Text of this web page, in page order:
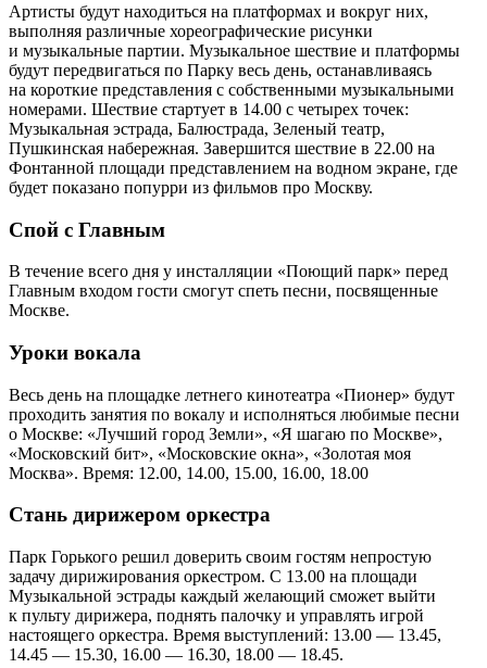
Артисты будут находиться на платформах и вокруг них,
выполняя различные хореографические рисунки
и музыкальные партии. Музыкальное шествие и платформы
будут передвигаться по Парку весь день, останавливаясь
на короткие представления с собственными музыкальными
номерами. Шествие стартует в 14.00 с четырех точек:
Музыкальная эстрада, Балюстрада, Зеленый театр,
Пушкинская набережная. Завершится шествие в 22.00 на
Фонтанной площади представлением на водном экране, где
будет показано попурри из фильмов про Москву.
Спой с Главным
В течение всего дня у инсталляции «Поющий парк» перед
Главным входом гости смогут спеть песни, посвященные
Москве.
Уроки вокала
Весь день на площадке летнего кинотеатра «Пионер» будут
проходить занятия по вокалу и исполняться любимые песни
о Москве: «Лучший город Земли», «Я шагаю по Москве»,
«Московский бит», «Московские окна», «Золотая моя
Москва». Время: 12.00, 14.00, 15.00, 16.00, 18.00
Стань дирижером оркестра
Парк Горького решил доверить своим гостям непростую
задачу дирижирования оркестром. С 13.00 на площади
Музыкальной эстрады каждый желающий сможет выйти
к пульту дирижера, поднять палочку и управлять игрой
настоящего оркестра. Время выступлений: 13.00 — 13.45,
14.45 — 15.30, 16.00 — 16.30, 18.00 — 18.45.